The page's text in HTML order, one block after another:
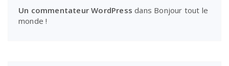
Un commentateur WordPress dans Bonjour tout le
monde !